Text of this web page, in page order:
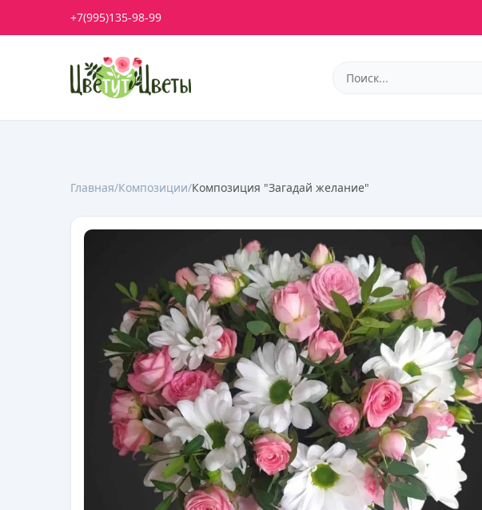
+7(995)135-98-99
Главная/Композиции/Композиция "Загадай желание"